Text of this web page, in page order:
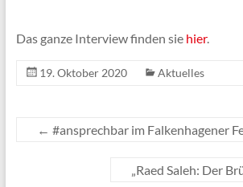
Das ganze Interview finden sie hier.
19. Oktober 2020 Aktuelles
← #ansprechbar im Falkenhagener
„Raed Saleh: Der